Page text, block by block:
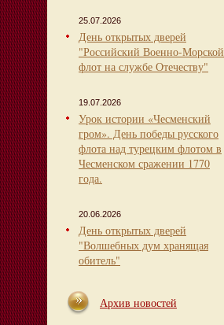
25.07.2026
День открытых дверей
"Российский Военно-Морской
флот на службе Отечеству"
19.07.2026
Урок истории «Чесменский
гром». День победы русского
флота над турецким флотом в
Чесменском сражении 1770
года.
20.06.2026
День открытых дверей
"Волшебных дум хранящая
обитель"
Архив новостей